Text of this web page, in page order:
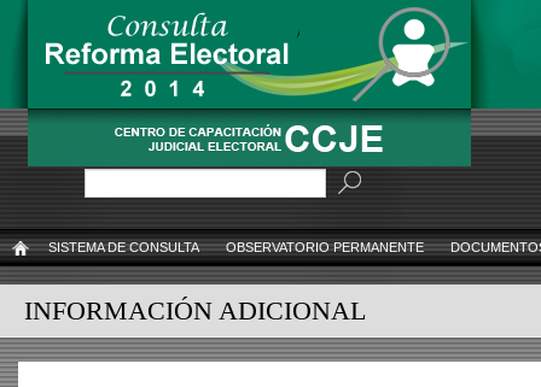
contenido
SISTEMA DE CONSULTA OBSERVATORIO PERMANENTE
INFORMACIÓN ADICIONAL